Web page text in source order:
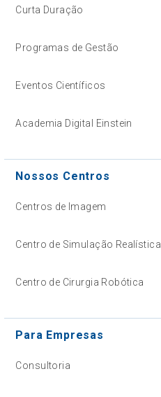
Curta Duração
Programas de Gestão
Eventos Científicos
Academia Digital Einstein
Nossos Centros
Centros de Imagem
Centro de Simulação Realística
Centro de Cirurgia Robótica
Para Empresas
Consultoria